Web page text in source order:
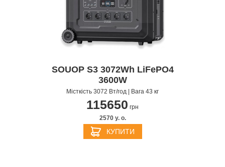
SOUOP S3 3072Wh LiFePO4
3600W
Місткість 3072 Вт/год | Вага 43 кг
115650 грн
2570 y. о.
КУПИТИ